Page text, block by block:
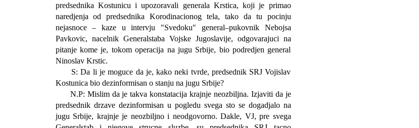
predsednika Kostunicu i upozoravali generala Krstica, koji je primao
naredjenja od predsednika Korodinacionog tela, tako da tu pocinju
nejasnoce – kaze u intervju "Svedoku" general–pukovnik Nebojsa
Pavkovic, nacelnik Generalstaba Vojske Jugoslavije, odgovarajuci na
pitanje kome je, tokom operacija na jugu Srbije, bio podredjen general
Ninoslav Krstic.
S: Da li je moguce da je, kako neki tvrde, predsednik SRJ Vojislav
Kostunica bio dezinformisan o stanju na jugu Srbije?
N.P: Mislim da je takva konstatacija krajnje neozbiljna. Izjaviti da je
predsednik drzave dezinformisan u pogledu svega sto se dogadjalo na
jugu Srbije, krajnje je neozbiljno i neodgovorno. Dakle, VJ, pre svega